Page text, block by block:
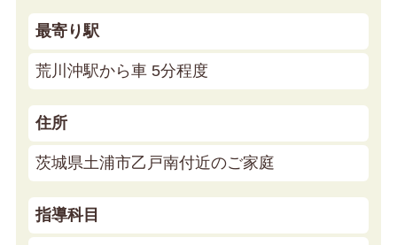
最寄り駅
荒川沖駅から車 5分程度
住所
茨城県土浦市乙戸南付近のご家庭
指導科目